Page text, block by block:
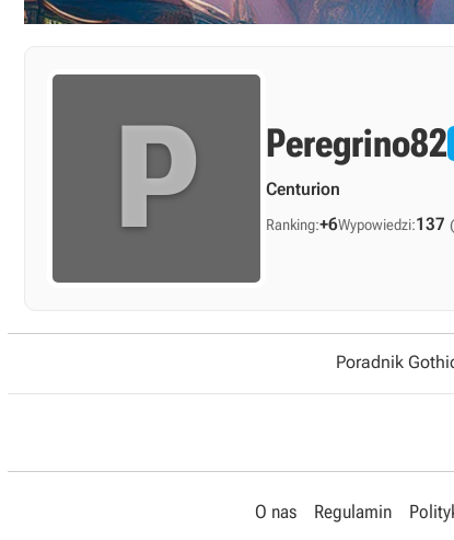
P Peregrino82
Centurion
Ranking:+6Wypowiedzi:137
Poradnik
O nas Regulamin